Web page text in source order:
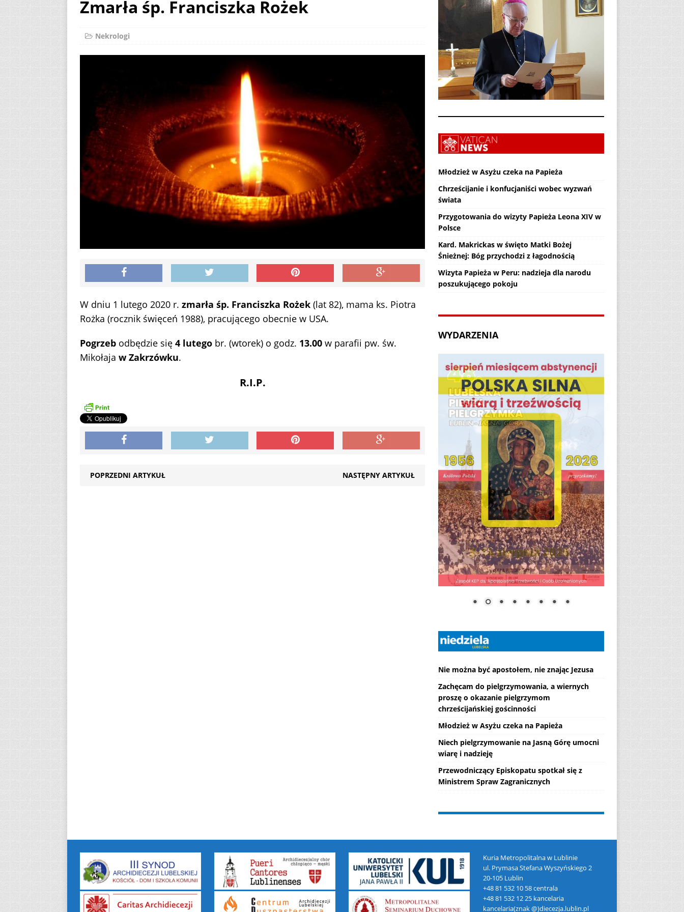
Zmarła śp. Franciszka Rożek
Nekrologi
W dniu 1 lutego 2020 r. zmarła śp. Franciszka Rożek (lat 82), mama ks. Piotra
Rożka (rocznik święceń 1988), pracującego obecnie w USA.
Pogrzeb odbędzie się 4 lutego br. (wtorek) o godz. 13.00 w parafii pw. św.
Mikołaja w Zakrzówku.
R.I.P.
POPRZEDNI ARTYKUŁ NASTĘPNY ARTYKUŁ
Młodzież w Asyżu czeka na Papieża
Chrześcijanie i konfucjaniści wobec wyzwań
świata
Przygotowania do wizyty Papieża Leona XIV w
Polsce
Kard. Makrickas w święto Matki Bożej
Śnieżnej: Bóg przychodzi z łagodnością
Wizyta Papieża w Peru: nadzieja dla narodu
poszukującego pokoju
WYDARZENIA
Nie można być apostołem, nie znając Jezusa
Zachęcam do pielgrzymowania, a wiernych
proszę o okazanie pielgrzymom
chrześcijańskiej gościnności
Młodzież w Asyżu czeka na Papieża
Niech pielgrzymowanie na Jasną Górę umocni
wiarę i nadzieję
Przewodniczący Episkopatu spotkał się z
Ministrem Spraw Zagranicznych
Kuria Metropolitalna w Lublinie
ul. Prymasa Stefana Wyszyńskiego 2
20-105 Lublin
+48 81 532 10 58 centrala
+48 81 532 12 25 kancelaria
kancelaria(znak @)diecezja.lublin.pl